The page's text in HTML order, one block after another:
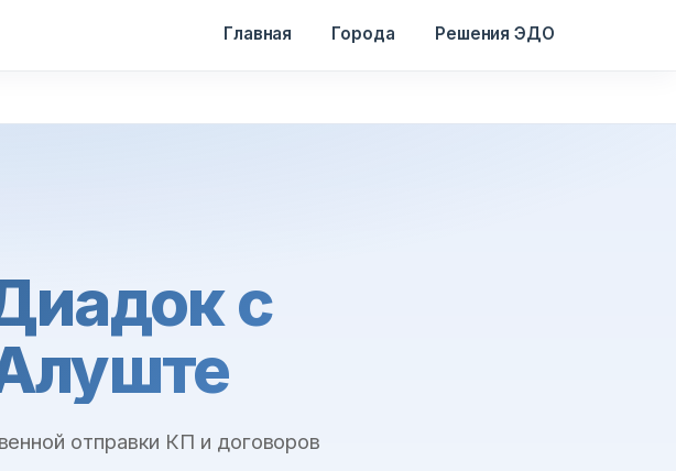
Главная Города Решения ЭДО
с
отправки КП и договоров